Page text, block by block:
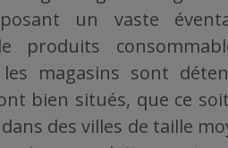
un vaste
produits
les magasins sont
bien situés, que ce
des villes de taille